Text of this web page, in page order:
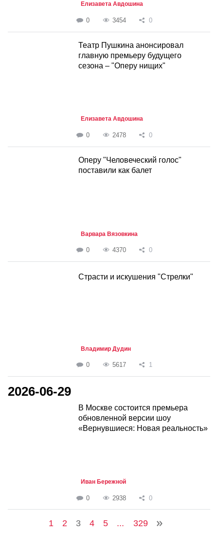
Елизавета Авдошина
0 3454 0
Театр Пушкина анонсировал
главную премьеру будущего
сезона – "Оперу нищих"
Елизавета Авдошина
0 2478 0
Оперу "Человеческий голос"
поставили как балет
Варвара Вязовкина
0 4370 0
Страсти и искушения "Стрелки"
Владимир Дудин
0 5617 1
2026-06-29
В Москве состоится премьера
обновленной версии шоу
«Вернувшиеся: Новая реальность»
Иван Бережной
0 2938 0
1 2 3 4 5 ... 329